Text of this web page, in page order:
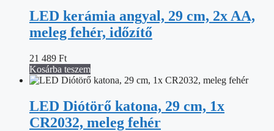
LED kerámia angyal, 29 cm, 2x AA,
meleg fehér, időzítő
21 489 Ft
Kosárba teszem
LED Diótörő katona, 29 cm, 1x
CR2032, meleg fehér